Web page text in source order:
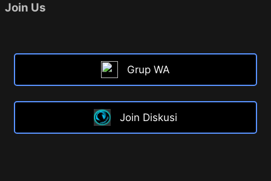
Join Us
Grup WA
Join Diskusi